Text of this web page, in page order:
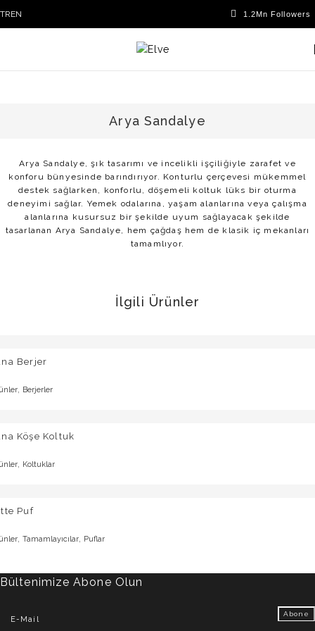
TREN
Arya Sandalye
Arya Sandalye, şık tasarımı ve incelikli işçiliğiyle zarafet ve
konforu bünyesinde barındırıyor. Konturlu çerçevesi mükemmel
destek sağlarken, konforlu, döşemeli koltuk lüks bir oturma
deneyimi sağlar. Yemek odalarına, yaşam alanlarına veya çalışma
alanlarına kusursuz bir şekilde uyum sağlayacak şekilde
tasarlanan Arya Sandalye, hem çağdaş hem de klasik iç mekanları
tamamlıyor.
İlgili Ürünler
Berjer
, Berjerler
Köşe Koltuk
, Koltuklar
Puf
, Tamamlayıcılar, Puflar
Bültenimize Abone Olun